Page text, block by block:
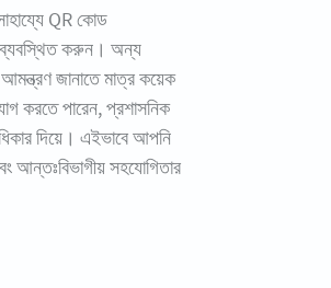
QR কোড
ব্যবস্থিত করুন। অন্য
জানাতে মাত্র কয়েক
করতে পারেন, প্রশাসনিক
দিয়ে। এইভাবে আপনি
আন্তঃবিভাগীয় সহযোগিতার